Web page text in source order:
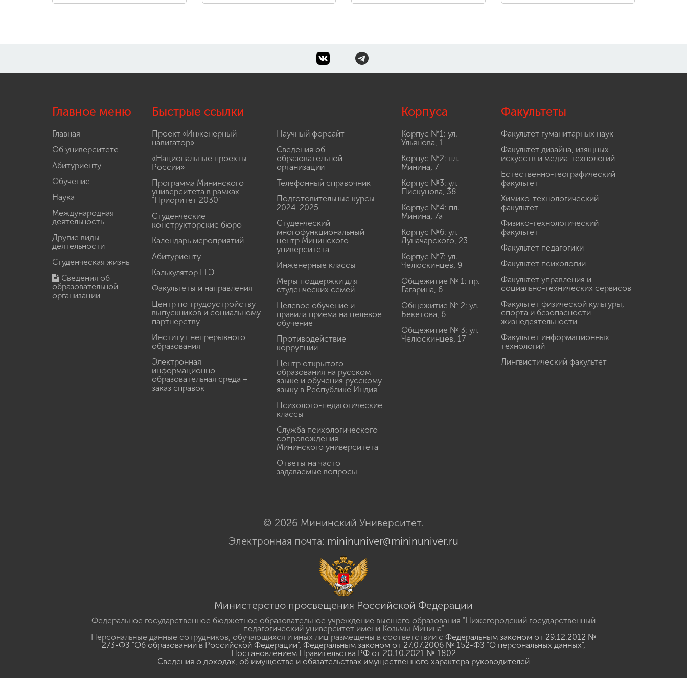
Главное меню
Главная
Об университете
Абитуриенту
Обучение
Наука
Международная
деятельность
Другие виды
деятельности
Студенческая жизнь
Сведения об
образовательной
организации
Быстрые ссылки
Проект «Инженерный
навигатор»
«Национальные проекты
России»
Программа Мининского
университета в рамках
"Приоритет 2030"
Студенческие
конструкторские бюро
Календарь мероприятий
Абитуриенту
Калькулятор ЕГЭ
Факультеты и направления
Центр по трудоустройству
выпускников и социальному
партнерству
Институт непрерывного
образования
Электронная
информационно-
образовательная среда +
заказ справок
Научный форсайт
Сведения об
образовательной
организации
Телефонный справочник
Подготовительные курсы
2024-2025
Студенческий
многофункциональный
центр Мининского
университета
Инженерные классы
Меры поддержки для
студенческих семей
Целевое обучение и
правила приема на целевое
обучение
Противодействие
коррупции
Центр открытого
образования на русском
языке и обучения русскому
языку в Республике Индия
Психолого-педагогические
классы
Служба психологического
сопровождения
Мининского университета
Ответы на часто
задаваемые вопросы
Корпуса
Корпус №1: ул.
Ульянова, 1
Корпус №2: пл.
Минина, 7
Корпус №3: ул.
Пискунова, 38
Корпус №4: пл.
Минина, 7а
Корпус №6: ул.
Луначарского, 23
Корпус №7: ул.
Челюскинцев, 9
Общежитие № 1: пр.
Гагарина, 6
Общежитие № 2: ул.
Бекетова, 6
Общежитие № 3: ул.
Челюскинцев, 17
Факультеты
Факультет гуманитарных наук
Факультет дизайна, изящных
искусств и медиа-технологий
Естественно-географический
факультет
Химико-технологический
факультет
Физико-технологический
факультет
Факультет педагогики
Факультет психологии
Факультет управления и
социально-технических сервисов
Факультет физической культуры,
спорта и безопасности
жизнедеятельности
Факультет информационных
технологий
Лингвистический факультет
© 2026 Мининский Университет.
Электронная почта: mininuniver@mininuniver.ru
Министерство просвещения Российской Федерации
Федеральное государственное бюджетное образовательное учреждение высшего образования "Нижегородский государственный
педагогический университет имени Козьмы Минина"
Персональные данные сотрудников, обучающихся и иных лиц размещены в соответствии с Федеральным законом от 29.12.2012 №
273-ФЗ "Об образовании в Российской Федерации", Федеральным законом от 27.07.2006 № 152-ФЗ "О персональных данных",
Постановлением Правительства РФ от 20.10.2021 № 1802
Сведения о доходах, об имуществе и обязательствах имущественного характера руководителей